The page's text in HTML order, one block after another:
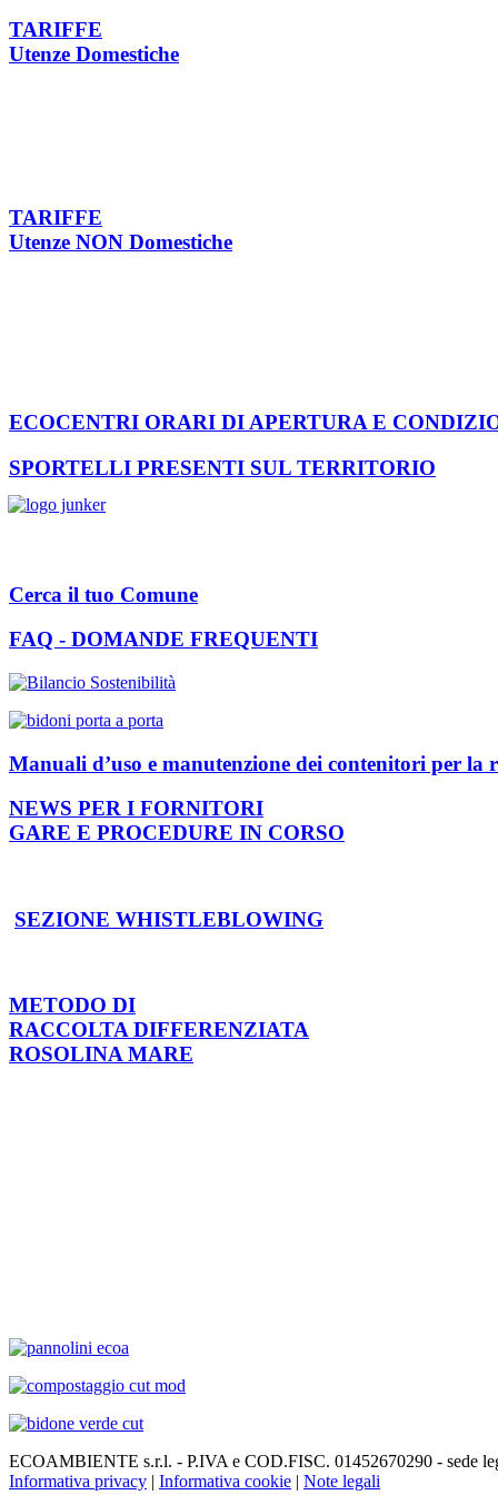
TARIFFE
Utenze Domestiche
TARIFFE
Utenze NON Domestiche
ECOCENTRI ORARI DI APERTURA E
SPORTELLI PRESENTI SUL TERRITORIO
Cerca il tuo Comune
FAQ - DOMANDE FREQUENTI
Manuali d’uso e manutenzione dei contenitori per la
NEWS PER I FORNITORI
GARE E PROCEDURE IN CORSO
SEZIONE WHISTLEBLOWING
METODO DI
RACCOLTA DIFFERENZIATA
ROSOLINA MARE
ECOAMBIENTE s.r.l. - P.IVA e COD.FISC. 01452670290 - sede
Informativa privacy | Informativa cookie | Note legali